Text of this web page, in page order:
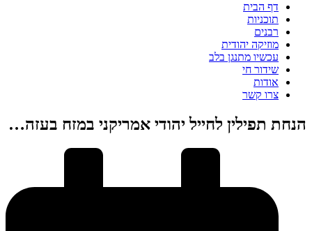
דף הבית
תוכניות
רבנים
מוזיקה יהודית
עכשיו מתנגן בלב
שידור חי
אודות
צרו קשר
הנחת תפילין לחייל יהודי אמריקני במזח בעזה…